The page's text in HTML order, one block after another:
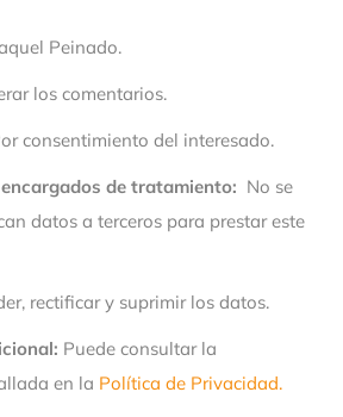
Peinado.
los comentarios.
consentimiento del interesado.
de tratamiento: No se
datos a terceros para prestar este
rectificar y suprimir los datos.
Puede consultar la
en la Política de Privacidad.